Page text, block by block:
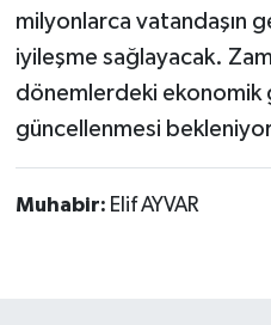
milyonlarca vatandaşın
iyileşme sağlayacak.
dönemlerdeki
güncellenmesi
Muhabir: Elif AYVAR